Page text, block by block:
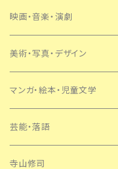
SF・ミステリー
映画・音楽・演劇
美術・写真・デザイン
マンガ・絵本・児童文学
芸能・落語
寺山修司